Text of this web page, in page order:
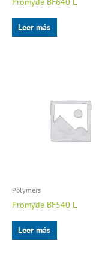
Leer más
Polymers
Promyde BF540 L
Leer más